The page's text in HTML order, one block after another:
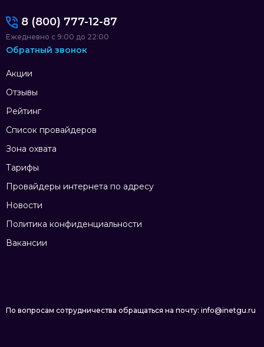
Акции
Отзывы
Рейтинг
Список провайдеров
Зона охвата
Тарифы
Провайдеры интернета по адресу
Новости
Политика конфиденциальности
Вакансии
8 (800) 777-12-87
Ежедневно с 9:00 до 22:00
Обратный звонок
По вопросам сотрудничества обращаться на почту: info@inetgu.ru